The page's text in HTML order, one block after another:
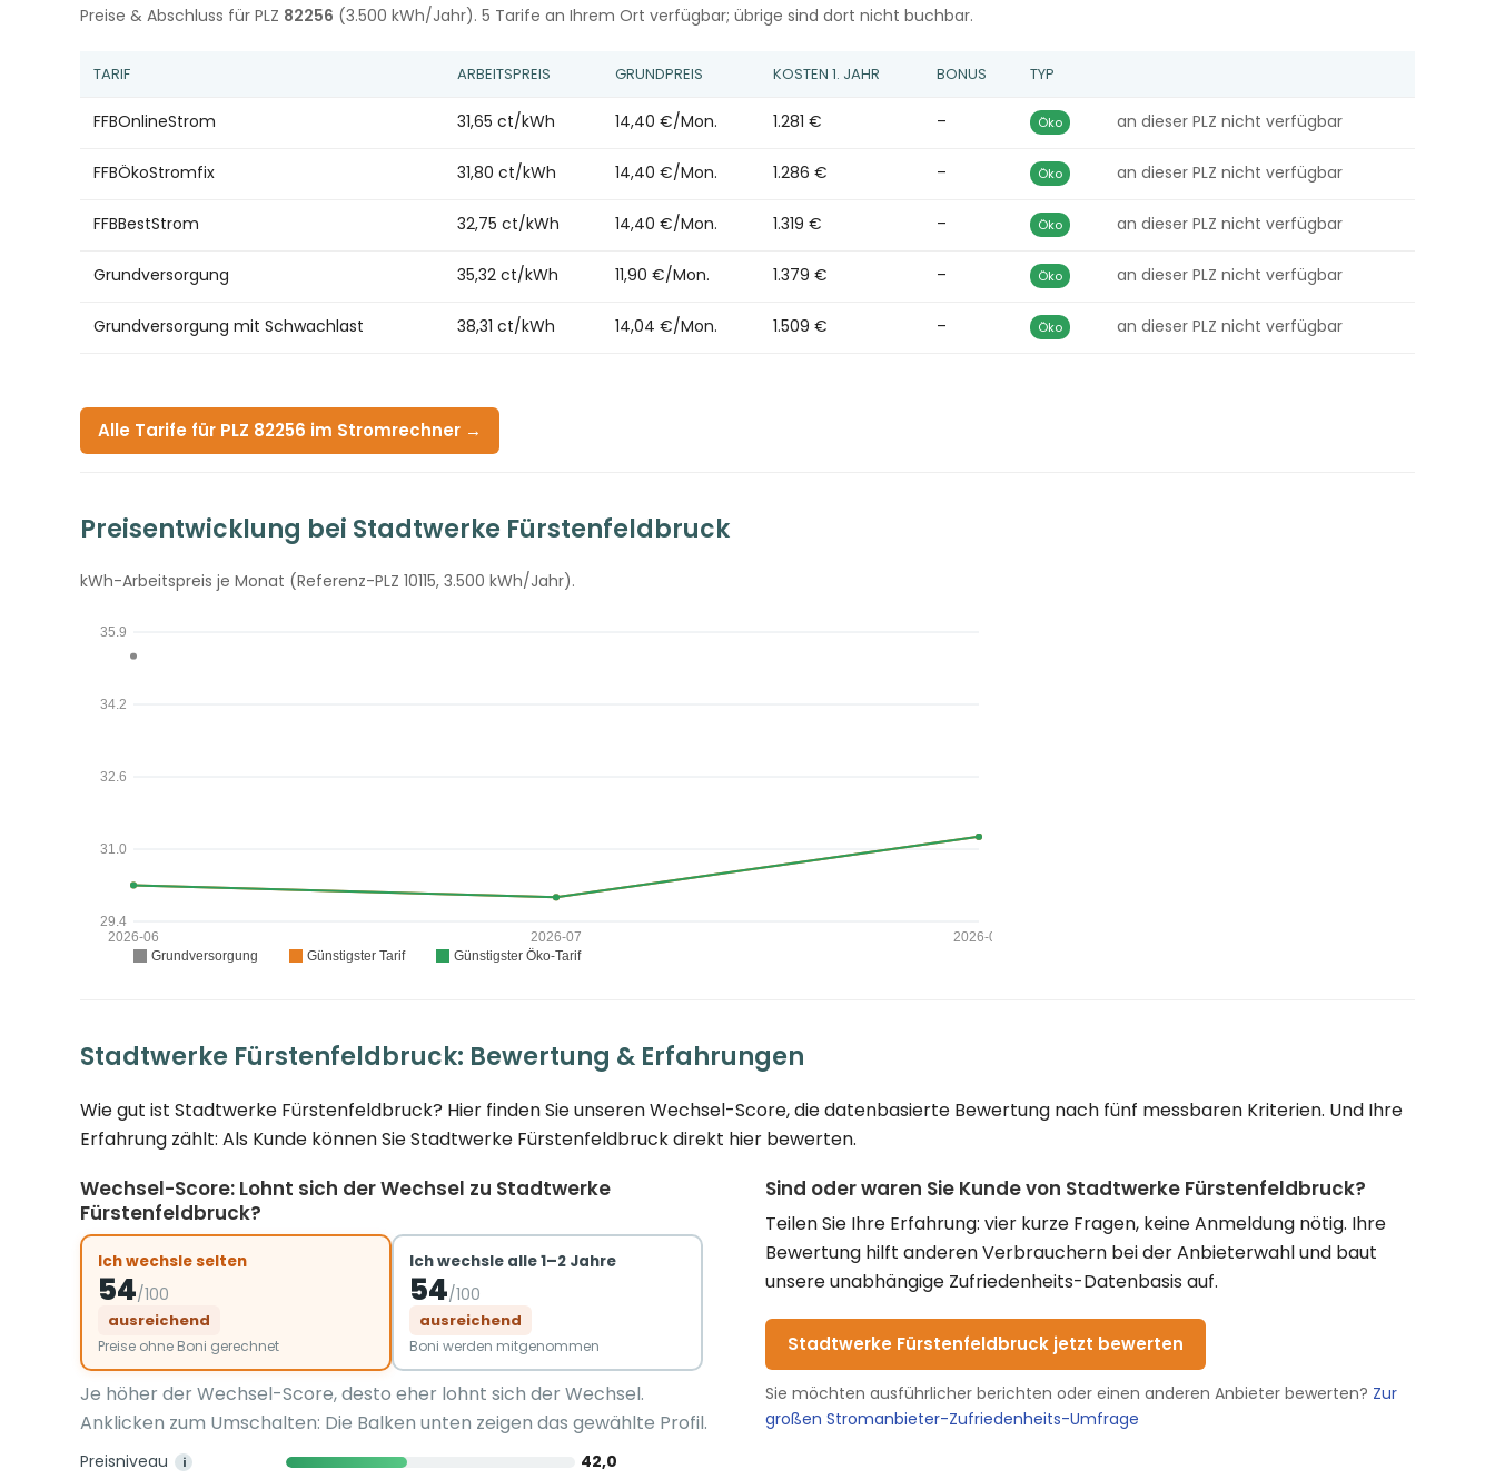
Preise & Abschluss für PLZ 82256 (3.500 kWh/Jahr). 5 Tarife an Ihrem Ort verfügbar; übrige sind dort nicht buchbar.
TARIF ARBEITSPREIS GRUNDPREIS KOSTEN 1. JAHR BONUS TYP
FFBOnlineStrom 31,65 ct/kWh 14,40 €/Mon. 1.281 € – Öko an dieser PLZ nicht verfügbar
FFBÖkoStromfix 31,80 ct/kWh 14,40 €/Mon. 1.286 € – Öko an dieser PLZ nicht verfügbar
FFBBestStrom 32,75 ct/kWh 14,40 €/Mon. 1.319 € – Öko an dieser PLZ nicht verfügbar
Grundversorgung 35,32 ct/kWh 11,90 €/Mon. 1.379 € – Öko an dieser PLZ nicht verfügbar
Grundversorgung mit Schwachlast 38,31 ct/kWh 14,04 €/Mon. 1.509 € – Öko an dieser PLZ nicht verfügbar
Alle Tarife für PLZ 82256 im Stromrechner →
Preisentwicklung bei Stadtwerke Fürstenfeldbruck
kWh-Arbeitspreis je Monat (Referenz-PLZ 10115, 3.500 kWh/Jahr).
Stadtwerke Fürstenfeldbruck: Bewertung & Erfahrungen
Wie gut ist Stadtwerke Fürstenfeldbruck? Hier finden Sie unseren Wechsel-Score, die datenbasierte Bewertung nach fünf messbaren Kriterien. Und Ihre
Erfahrung zählt: Als Kunde können Sie Stadtwerke Fürstenfeldbruck direkt hier bewerten.
Wechsel-Score: Lohnt sich der Wechsel zu Stadtwerke
Fürstenfeldbruck?
Ich wechsle selten
54/100
ausreichend
Preise ohne Boni gerechnet
Ich wechsle alle 1–2 Jahre
54/100
ausreichend
Boni werden mitgenommen
Je höher der Wechsel-Score, desto eher lohnt sich der Wechsel.
Anklicken zum Umschalten: Die Balken unten zeigen das gewählte Profil.
Preisniveau i
42,0
Sind oder waren Sie Kunde von Stadtwerke Fürstenfeldbruck?
Teilen Sie Ihre Erfahrung: vier kurze Fragen, keine Anmeldung nötig. Ihre
Bewertung hilft anderen Verbrauchern bei der Anbieterwahl und baut
unsere unabhängige Zufriedenheits-Datenbasis auf.
Stadtwerke Fürstenfeldbruck jetzt bewerten
Sie möchten ausführlicher berichten oder einen anderen Anbieter bewerten? Zur
großen Stromanbieter-Zufriedenheits-Umfrage